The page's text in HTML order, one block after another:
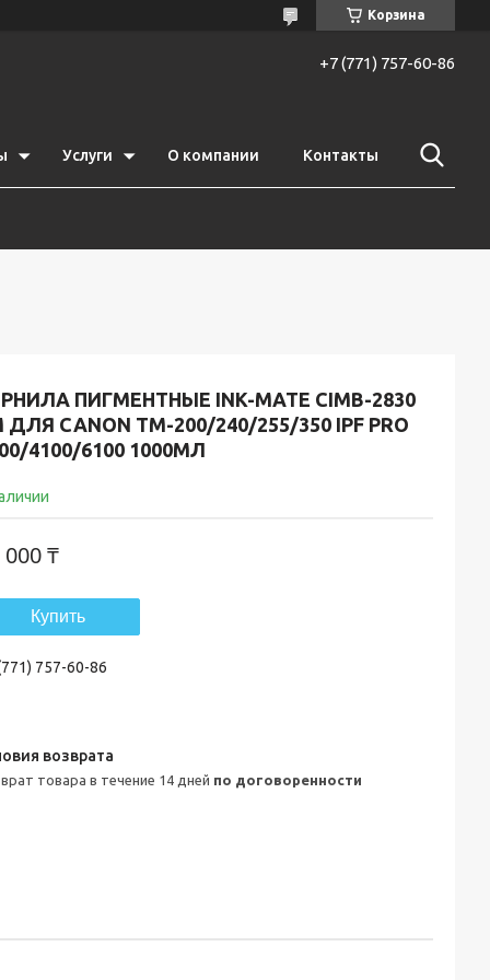
Корзина
+7 (771) 757-60-86
Услуги О компании Контакты
ПИГМЕНТНЫЕ INK-MATE CIMB-2830
ДЛЯ CANON TM-200/240/255/350 IPF PRO
4100/6100 1000МЛ
000 ₸
Купить
757-60-86
товара в течение 14 дней по договоренности